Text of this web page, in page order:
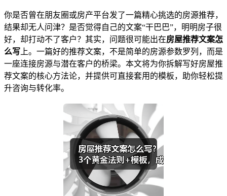
你是否曾在朋友圈或房产平台发了一篇精心挑选的房源推荐，
结果却无人问津？是否觉得自己的文案“干巴巴”，明明房子很
好，却打动不了客户？其实，问题很可能出在房屋推荐文案怎
么写 上。一篇好的推荐文案，不是简单的房源参数罗列，而是
一座连接房源与潜在客户的桥梁。本文将为你拆解写好房屋推
荐文案的核心方法论，并提供可直接套用的模板，助你轻松提
升咨询与转化率。